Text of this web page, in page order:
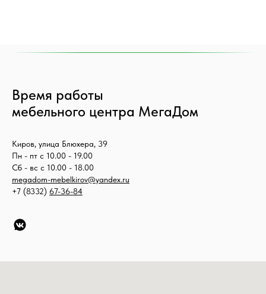
Время работы
мебельного центра МегаДом
Киров, улица Блюхера, 39
Пн - пт с 10.00 - 19.00
Сб - вс с 10.00 - 18.00
megadom-mebelkirov@yandex.ru
+7 (8332) 67-36-84